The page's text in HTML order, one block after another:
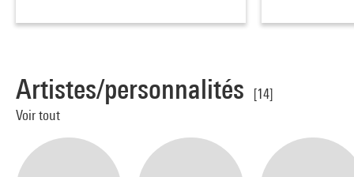
Artistes/personnalités
[14]
Voir tout